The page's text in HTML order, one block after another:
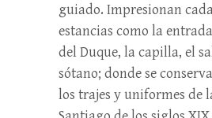
guiado. Impresionan
estancias como la
del Duque, la capilla, el
sótano; donde se
los trajes y uniformes de